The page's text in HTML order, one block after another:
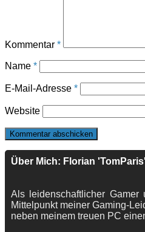
Kommentar *
Name *
E-Mail-Adresse *
Website
Über Mich: Florian
Als leidenschaftlicher
Mittelpunkt meiner Gaming-
neben meinem treuen PC